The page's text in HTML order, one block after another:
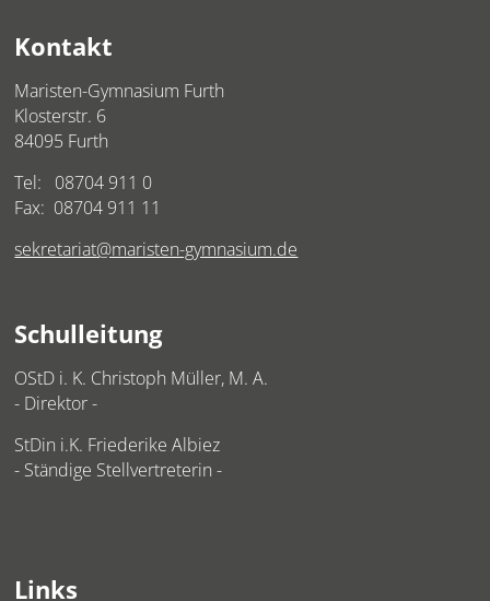
Kontakt
Maristen-Gymnasium Furth
Klosterstr. 6
84095 Furth
Tel: 08704 911 0
Fax: 08704 911 11
sekretariat@maristen-gymnasium.de
Schulleitung
OStD i. K. Christoph Müller, M. A.
- Direktor -
StDin i.K. Friederike Albiez
- Ständige Stellvertreterin -
Links